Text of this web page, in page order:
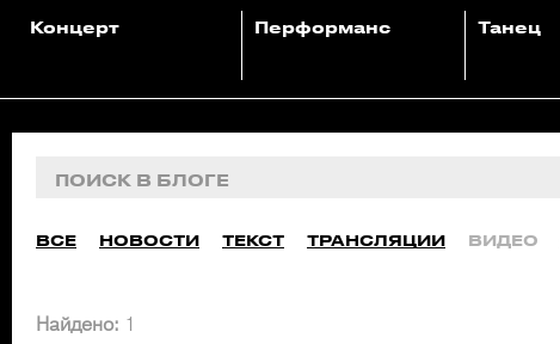
Концерт Перформанс Танец
ВСЕ НОВОСТИ ТЕКСТ ТРАНСЛЯЦИИ ВИДЕО
Найдено: 1